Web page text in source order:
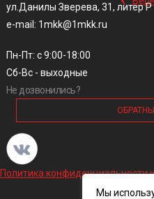
ул.Данилы Зверева, 31, литер Р
e-mail: 1mkk@1mkk.ru
Пн-Пт: с 9:00-18:00
Сб-Вс - выходные
Не дозвонились?
Политика конфиденциальности
Мы